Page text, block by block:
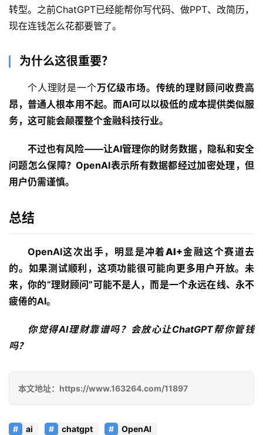
项
目
应
行
业
文
教
程
转型。之前ChatGPT已经能帮你写代码、做PPT、改简历，
现在连钱怎么花都要管了。
为什么这很重要？
个人理财是一个万亿级市场。传统的理财顾问收费高
昂，普通人根本用不起。而AI可以以极低的成本提供类似服
务，这可能会颠覆整个金融科技行业。
不过也有风险——让AI管理你的财务数据，隐私和安全
问题怎么保障？OpenAI表示所有数据都经过加密处理，但
用户仍需谨慎。
总结
OpenAI这次出手，明显是冲着AI+金融这个赛道去
的。如果测试顺利，这项功能很可能向更多用户开放。未
来，你的”理财顾问”可能不是人，而是一个永远在线、永不
疲倦的AI。
你觉得AI理财靠谱吗？会放心让ChatGPT帮你管钱
吗？
本文地址：https://www.163264.com/11897
ai chatgpt OpenAI